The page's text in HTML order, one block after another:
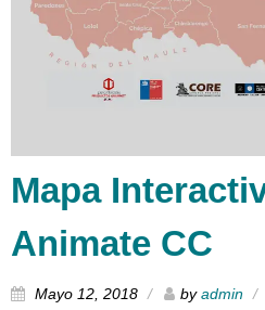
Mapa
Animate CC
Mayo 12, 2018 byadmin